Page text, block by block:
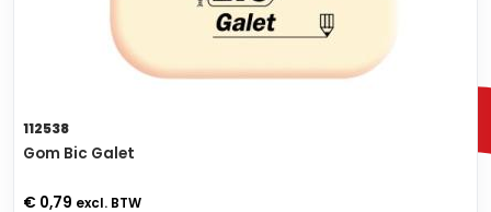
112538
Gom Bic Galet
€ 0,79 excl. BTW